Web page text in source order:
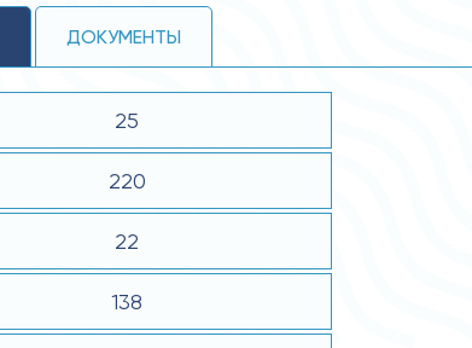
ДОКУМЕНТЫ
25
220
22
138